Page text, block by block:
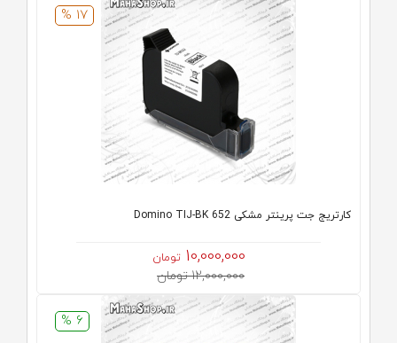
17 %
کارتریج جت پرینتر مشکی Domino TIJ-BK 652
10,000,000 تومان
12,000,000 تومان
6 %